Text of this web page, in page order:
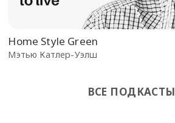
Home Style Green
Мэтью Катлер-Уэлш
ВСЕ ПОДКАСТЫ